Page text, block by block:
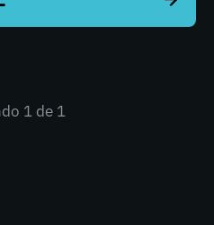
1 de 1